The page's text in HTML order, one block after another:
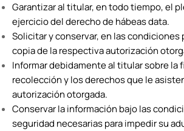
Garantizar al titular, en todo tiempo, el
ejercicio del derecho de hábeas data.
Solicitar y conservar, en las condiciones
copia de la respectiva autorización
Informar debidamente al titular sobre la
recolección y los derechos que le
autorización otorgada.
Conservar la información bajo las
seguridad necesarias para impedir su